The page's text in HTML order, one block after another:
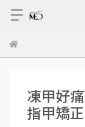
凍甲好
指甲矯